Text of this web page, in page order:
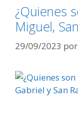
¿Quienes
Miguel,
29/09/2023 por